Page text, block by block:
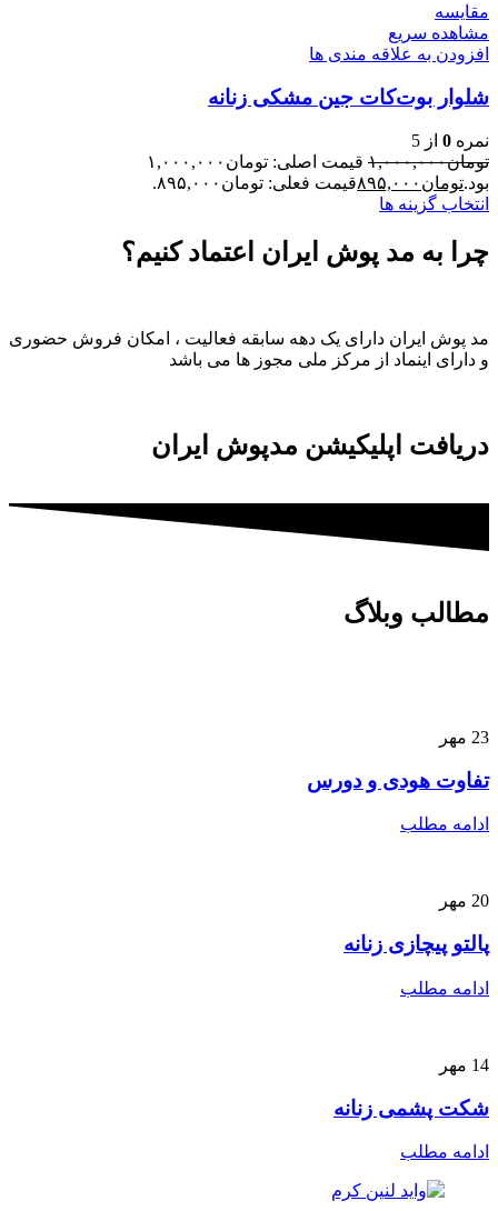
مقایسه
مشاهده سریع
افزودن به علاقه مندی ها
شلوار بوت‌کات جین مشکی زنانه
نمره 0 از 5
تومان۱,۰۰۰,۰۰۰
قیمت اصلی: تومان۱,۰۰۰,۰۰۰
بود.تومان ۸۹۵,۰۰۰قیمت فعلی: تومان۸۹۵,۰۰۰.
انتخاب گزینه ها
چرا به مد پوش ایران اعتماد کنیم؟
مد پوش ایران دارای یک دهه سابقه فعالیت ، امکان فروش حضوری
و دارای اینماد از مرکز ملی مجوز ها می باشد
دریافت اپلیکیشن مدپوش ایران
مطالب وبلاگ
23 مهر
تفاوت هودی و دورس
ادامه مطلب
20 مهر
پالتو پیچازی زنانه
ادامه مطلب
14 مهر
شکت پشمی زنانه
ادامه مطلب